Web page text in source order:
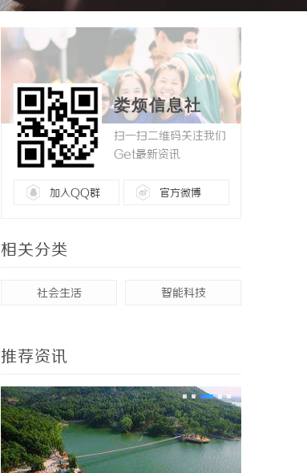
娄烦信息社
扫一扫二维码关注我们
Get最新资讯
加入QQ群 官方微博
相关分类
社会生活 智能科技
推荐资讯